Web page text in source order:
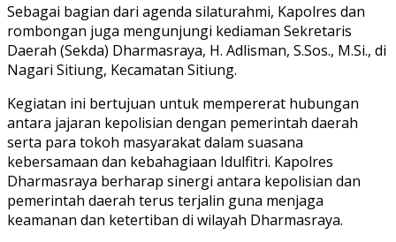
Sebagai bagian dari agenda silaturahmi, Kapolres dan
rombongan juga mengunjungi kediaman Sekretaris
Daerah (Sekda) Dharmasraya, H. Adlisman, S.Sos., M.Si., di
Nagari Sitiung, Kecamatan Sitiung.
Kegiatan ini bertujuan untuk mempererat hubungan
antara jajaran kepolisian dengan pemerintah daerah
serta para tokoh masyarakat dalam suasana
kebersamaan dan kebahagiaan Idulfitri. Kapolres
Dharmasraya berharap sinergi antara kepolisian dan
pemerintah daerah terus terjalin guna menjaga
keamanan dan ketertiban di wilayah Dharmasraya.